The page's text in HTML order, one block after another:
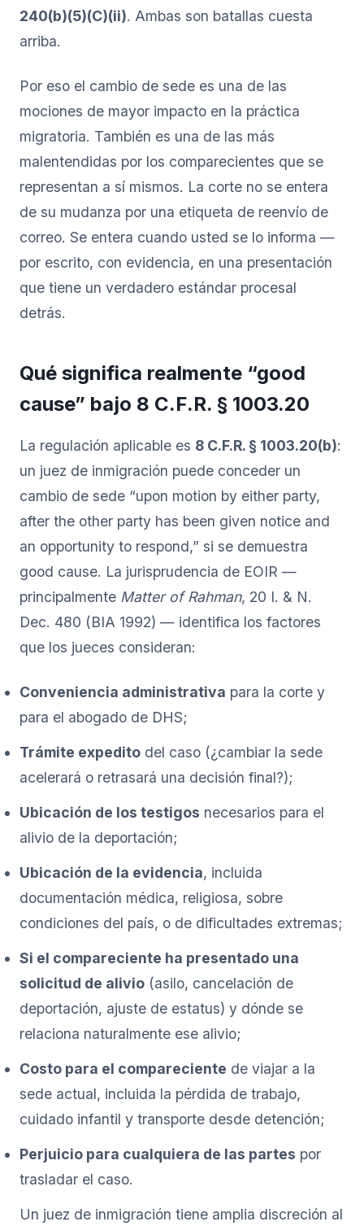
240(b)(5)(C)(ii). Ambas son batallas cuesta
arriba.
Por eso el cambio de sede es una de las
mociones de mayor impacto en la práctica
migratoria. También es una de las más
malentendidas por los comparecientes que se
representan a sí mismos. La corte no se entera
de su mudanza por una etiqueta de reenvío de
correo. Se entera cuando usted se lo informa —
por escrito, con evidencia, en una presentación
que tiene un verdadero estándar procesal
detrás.
Qué significa realmente “good
cause” bajo 8 C.F.R. § 1003.20
La regulación aplicable es 8 C.F.R. § 1003.20(b):
un juez de inmigración puede conceder un
cambio de sede “upon motion by either party,
after the other party has been given notice and
an opportunity to respond,” si se demuestra
good cause. La jurisprudencia de EOIR —
principalmente Matter of Rahman, 20 I. & N.
Dec. 480 (BIA 1992) — identifica los factores
que los jueces consideran:
Conveniencia administrativa para la corte y
para el abogado de DHS;
Trámite expedito del caso (¿cambiar la sede
acelerará o retrasará una decisión final?);
Ubicación de los testigos necesarios para el
alivio de la deportación;
Ubicación de la evidencia, incluida
documentación médica, religiosa, sobre
condiciones del país, o de dificultades extremas;
Si el compareciente ha presentado una
solicitud de alivio (asilo, cancelación de
deportación, ajuste de estatus) y dónde se
relaciona naturalmente ese alivio;
Costo para el compareciente de viajar a la
sede actual, incluida la pérdida de trabajo,
cuidado infantil y transporte desde detención;
Perjuicio para cualquiera de las partes por
trasladar el caso.
Un juez de inmigración tiene amplia discreción al